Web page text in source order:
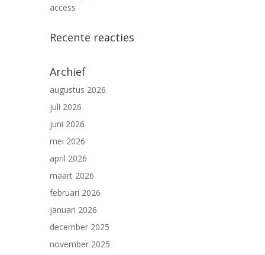
access
Recente reacties
Archief
augustus 2026
juli 2026
juni 2026
mei 2026
april 2026
maart 2026
februari 2026
januari 2026
december 2025
november 2025